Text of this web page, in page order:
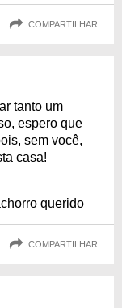
COMPARTILHAR
tanto um
espero que
sem você,
casa!
querido
COMPARTILHAR